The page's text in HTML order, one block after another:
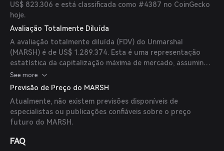
US$ 823.306 e está classificada como #4387 no CoinGecko
hoje.
Avaliação Totalmente Diluída
A avaliação totalmente diluída (FDV) do Unmarshal
(MARSH) é de US$ 1.289.374. Esta é uma representação
estatística da capitalização máxima de mercado, assumindo
que o número máximo de 99 milhões de tokens MARSH
esteja em circulação hoje.
See more
Previsão de Preço do MARSH
Atualmente, não existem previsões disponíveis de
especialistas ou publicações confiáveis sobre o preço
futuro do MARSH.
FAQ